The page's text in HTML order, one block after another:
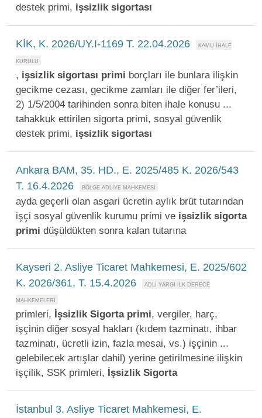
destek primi, işsizlik sigortası
KİK, K. 2026/UY.I-1169 T. 22.04.2026
, işsizlik sigortası primi borçları ile bunlara ilişkin
gecikme cezası, gecikme zamları ile diğer fer’ileri,
2) 1/5/2004 tarihinden sonra biten ihale konusu ...
tahakkuk ettirilen sigorta primi, sosyal güvenlik
destek primi, işsizlik sigortası
Ankara BAM, 35. HD., E. 2025/485 K. 2026/543
T. 16.4.2026
ayda geçerli olan asgari ücretin aylık brüt tutarından
işçi sosyal güvenlik kurumu primi ve işsizlik sigorta
primi düşüldükten sonra kalan tutarına
Kayseri 2. Asliye Ticaret Mahkemesi, E. 2025/602
K. 2026/361, T. 15.4.2026
primleri, İşsizlik Sigorta primi, vergiler, harç,
işçinin diğer sosyal hakları (kıdem tazminatı, ihbar
tazminatı, ücretli izin, fazla mesai, vs.) işçinin ...
gelebilecek artışlar dahil) yerine getirilmesine ilişkin
işçilik, SSK primleri, İşsizlik Sigorta
İstanbul 3. Asliye Ticaret Mahkemesi, E.